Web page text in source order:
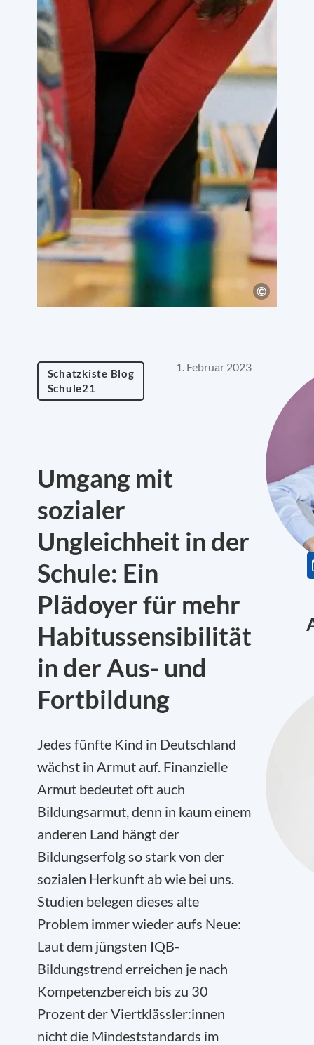
Schatzkiste Blog
Schule21
1. Februar 2023
Umgang mit
sozialer
Ungleichheit in der
Schule: Ein
Plädoyer für mehr
Habitussensibilität
in der Aus- und
Fortbildung
Jedes fünfte Kind in Deutschland
wächst in Armut auf. Finanzielle
Armut bedeutet oft auch
Bildungsarmut, denn in kaum einem
anderen Land hängt der
Bildungserfolg so stark von der
sozialen Herkunft ab wie bei uns.
Studien belegen dieses alte
Problem immer wieder aufs Neue:
Laut dem jüngsten IQB-
Bildungstrend erreichen je nach
Kompetenzbereich bis zu 30
Prozent der Viertklässler:innen
nicht die Mindeststandards im